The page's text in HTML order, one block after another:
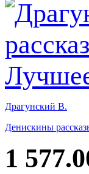
Драгунский В.
Денискины
1